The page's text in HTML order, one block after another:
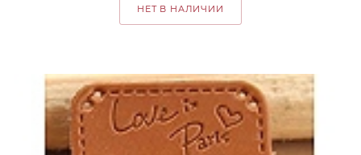
НЕТ В НАЛИЧИИ